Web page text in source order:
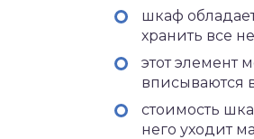
шкаф
хранить все
этот элемент
вписываются
стоимость
него уходит